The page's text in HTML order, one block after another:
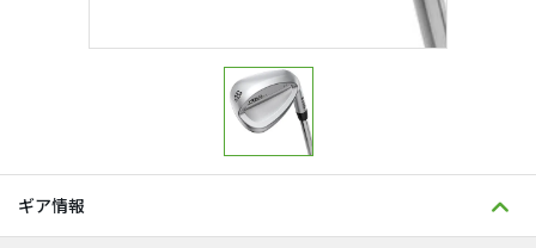
ギア情報